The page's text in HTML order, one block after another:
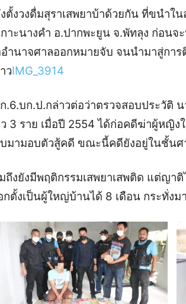
ตั้งวงดื่มสุราเสพยาบ้าด้วยกัน ที่ขนำใ
กาะนางคำ อ.ปากพะยูน จ.พัทลุง ก่อน
ำนาจศาลออกหมายจับ จนนำมาสู่กา
วIMG_3914
.6.บก.ป.กล่าวต่อว่าตรวจสอบประวั
3 ราย เมื่อปี 2554 ได้ก่อคดีฆ่าผู้หญิ
มามอบตัวสู้คดี ขณะนี้คดียังอยู่ในชั้นศ
ถึงยังมีพฤติกรรมเสพยาเสพติด แต่ญ
กตั้งเป็นผู้ใหญ่บ้านได้ 8 เดือน กระทั่ง